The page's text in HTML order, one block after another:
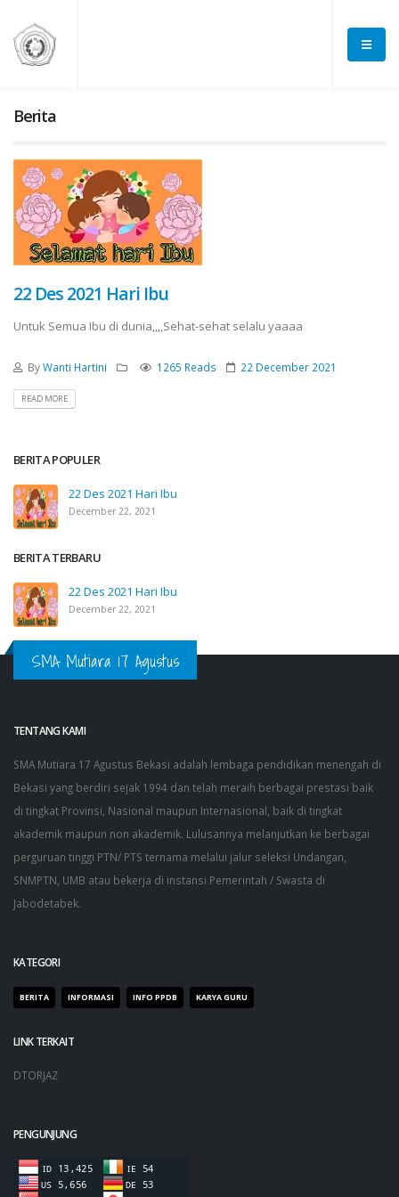
Berita
22 Des 2021 Hari Ibu
Untuk Semua Ibu di dunia,,,,Sehat-sehat selalu yaaaa
ByWanti Hartini 1265 Reads 22 December 2021
READ MORE
BERITA POPULER
22 Des 2021 Hari Ibu
December 22, 2021
BERITA TERBARU
22 Des 2021 Hari Ibu
December 22, 2021
SMA Mutiara 17 Agustus
TENTANG KAMI
SMA Mutiara 17 Agustus Bekasi adalah lembaga pendidikan menengah di
Bekasi yang berdiri sejak 1994 dan telah meraih berbagai prestasi baik
di tingkat Provinsi, Nasional maupun Internasional, baik di tingkat
akademik maupun non akademik. Lulusannya melanjutkan ke berbagai
perguruan tinggi PTN/ PTS ternama melalui jalur seleksi Undangan,
SNMPTN, UMB atau bekerja di instansi Pemerintah / Swasta di
Jabodetabek.
KATEGORI
BERITA INFORMASI INFO PPDB KARYA GURU
LINK TERKAIT
DTORJAZ
PENGUNJUNG